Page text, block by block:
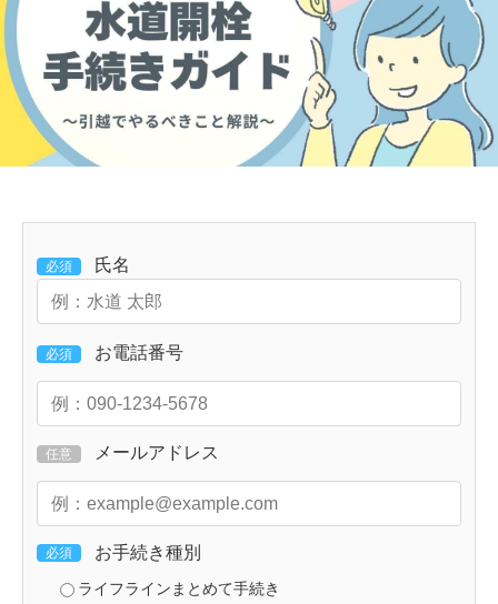
必須 氏名
必須 お電話番号
任意 メールアドレス
必須 お手続き種別
ライフラインまとめて手続き